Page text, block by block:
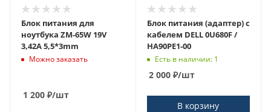
Блок питания для
ноутбука ZM-65W 19V
3,42A 5,5*3mm
Можно заказать
1 200 ₽/шт
Блок питания (адаптер) с
кабелем DELL 0U680F /
HA90PE1-00
Есть в наличии: 1
2 000₽/шт
В корзину